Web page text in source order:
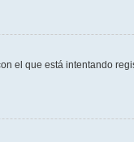
el que está intentando